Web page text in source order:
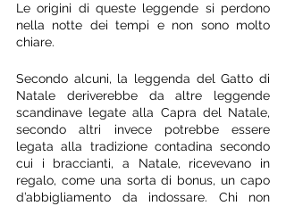
Le origini di queste leggende si perdono
nella notte dei tempi e non sono molto
chiare.
Secondo alcuni, la leggenda del Gatto di
Natale deriverebbe da altre leggende
scandinave legate alla Capra del Natale,
secondo altri invece potrebbe essere
legata alla tradizione contadina secondo
cui i braccianti, a Natale, ricevevano in
regalo, come una sorta di bonus, un capo
d’abbigliamento da indossare. Chi non